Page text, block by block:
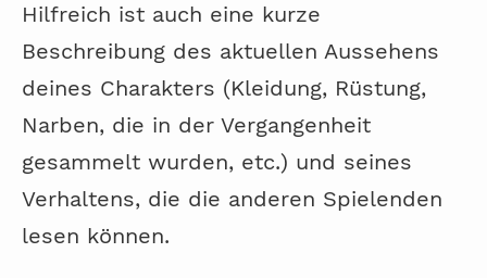
Hilfreich ist auch eine kurze
Beschreibung des aktuellen Aussehens
deines Charakters (Kleidung, Rüstung,
Narben, die in der Vergangenheit
gesammelt wurden, etc.) und seines
Verhaltens, die die anderen Spielenden
lesen können.